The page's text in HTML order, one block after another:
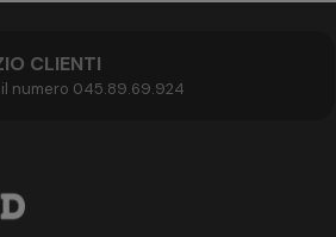
CLIENTI
numero 045.89.69.924